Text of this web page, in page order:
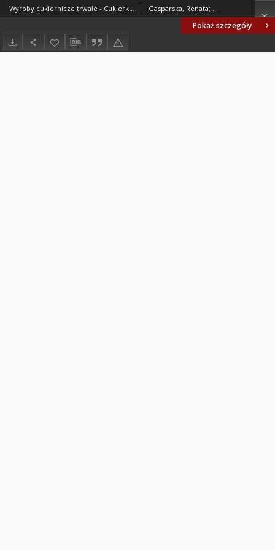
Pokaż szczegóły
Wyroby cukiernicze trwałe - Cukierki pudrowe prasowane - Wymagania wspólne BN-79/8092-04 Gasparska, Renata; Czechowska, Janina; Zjednoczenie Przedsiębiorstw Przemysłu Cukierniczego, Warszawa. Oprac.